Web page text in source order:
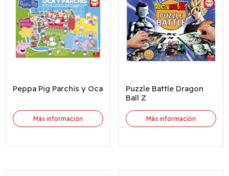
Peppa Pig Parchis y Oca
Más información
Puzzle Battle Dragon
Ball Z
Más información